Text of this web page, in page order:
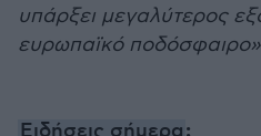
υπάρξει μεγαλύτερος
ευρωπαϊκό